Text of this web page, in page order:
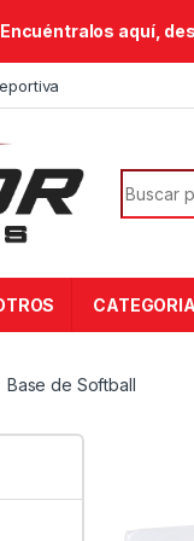
aquí,
Search
Base de Softball